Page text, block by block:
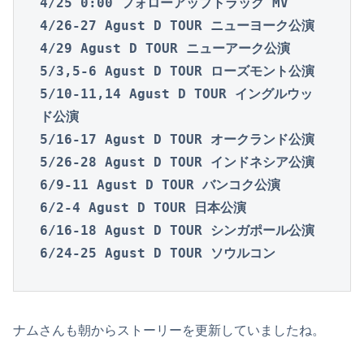
4/26-27 Agust D TOUR ニューヨーク公演
4/29 Agust D TOUR ニューアーク公演
5/3,5-6 Agust D TOUR ローズモント公演
5/10-11,14 Agust D TOUR イングルウッ
ド公演
5/16-17 Agust D TOUR オークランド公演
5/26-28 Agust D TOUR インドネシア公演
6/9-11 Agust D TOUR バンコク公演
6/2-4 Agust D TOUR 日本公演
6/16-18 Agust D TOUR シンガポール公演
6/24-25 Agust D TOUR ソウルコン
ナムさんも朝からストーリーを更新していましたね。